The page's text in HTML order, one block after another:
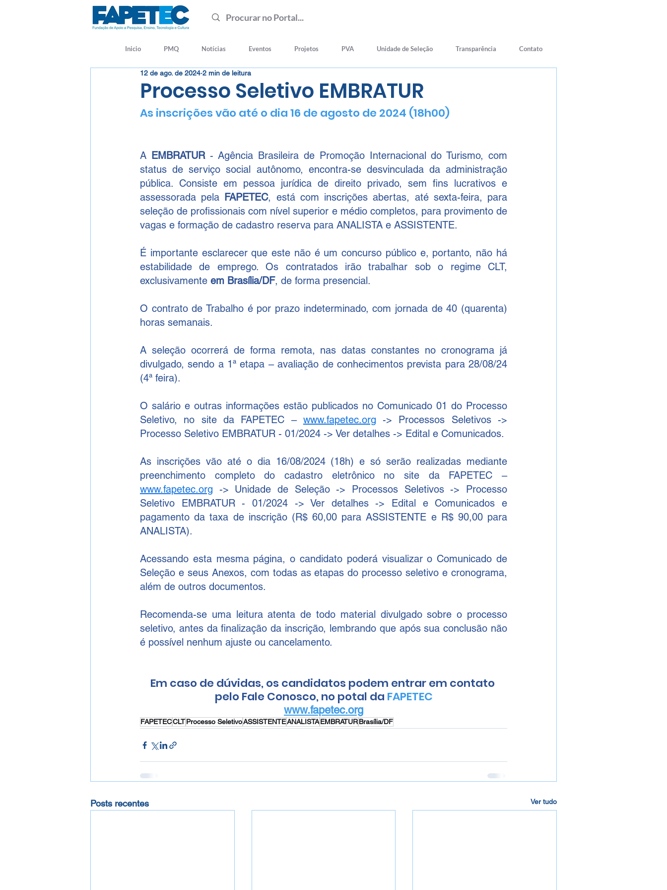
Inicio PMQ Notícias Eventos Projetos PVA Unidade de Seleção Transparência Contato
Processo Seletivo EMBRATUR
12 de ago. de 2024 2 min de leitura
As inscrições vão até o dia 16 de agosto de 2024 (18h00)
A EMBRATUR - Agência Brasileira de Promoção Internacional do Turismo, com
status de serviço social autônomo, encontra-se desvinculada da administração
pública. Consiste em pessoa jurídica de direito privado, sem fins lucrativos e
assessorada pela FAPETEC, está com inscrições abertas, até sexta-feira, para
seleção de profissionais com nível superior e médio completos, para provimento de
vagas e formação de cadastro reserva para ANALISTA e ASSISTENTE.
É importante esclarecer que este não é um concurso público e, portanto, não há
estabilidade de emprego. Os contratados irão trabalhar sob o regime CLT,
exclusivamente em Brasília/DF, de forma presencial.
O contrato de Trabalho é por prazo indeterminado, com jornada de 40 (quarenta)
horas semanais.
A seleção ocorrerá de forma remota, nas datas constantes no cronograma já
divulgado, sendo a 1ª etapa – avaliação de conhecimentos prevista para 28/08/24
(4ª feira).
O salário e outras informações estão publicados no Comunicado 01 do Processo
Seletivo, no site da FAPETEC – www.fapetec.org -> Processos Seletivos ->
Processo Seletivo EMBRATUR - 01/2024 -> Ver detalhes -> Edital e Comunicados.
As inscrições vão até o dia 16/08/2024 (18h) e só serão realizadas mediante
preenchimento completo do cadastro eletrônico no site da FAPETEC –
www.fapetec.org -> Unidade de Seleção -> Processos Seletivos -> Processo
Seletivo EMBRATUR - 01/2024 -> Ver detalhes -> Edital e Comunicados e
pagamento da taxa de inscrição (R$ 60,00 para ASSISTENTE e R$ 90,00 para
ANALISTA).
Acessando esta mesma página, o candidato poderá visualizar o Comunicado de
Seleção e seus Anexos, com todas as etapas do processo seletivo e cronograma,
além de outros documentos.
Recomenda-se uma leitura atenta de todo material divulgado sobre o processo
seletivo, antes da finalização da inscrição, lembrando que após sua conclusão não
é possível nenhum ajuste ou cancelamento.
Em caso de dúvidas, os candidatos podem entrar em contato
pelo Fale Conosco, no potal da FAPETEC
www.fapetec.org
FAPETECCLTProcesso SeletivoASSISTENTEANALISTAEMBRATURBrasília/DF
Posts recentes Ver tudo